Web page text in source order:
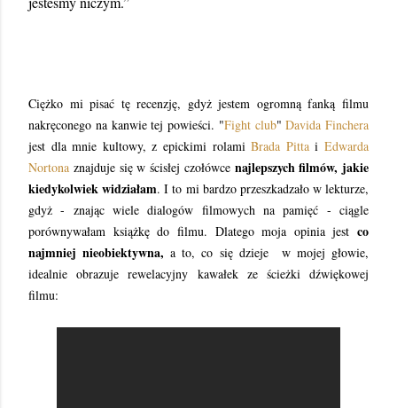
Ciężko mi pisać tę recenzję, gdyż jestem ogromną fanką filmu
nakręconego na kanwie tej powieści. "Fight club"Davida Finchera
jest dla mnie kultowy, z epickimi rolamiBrada PittaiEdwarda
Nortona znajduje się w ścisłej czołówce najlepszych filmów, jakie
kiedykolwiek widziałam. I to mi bardzo przeszkadzało w lekturze,
gdyż - znając wiele dialogów filmowych na pamięć - ciągle
porównywałam książkę do filmu. Dlatego moja opinia jest co
najmniej nieobiektywna, a to, co się dzieje w mojej głowie,
idealnie obrazuje rewelacyjny kawałek ze ścieżki dźwiękowej
filmu: